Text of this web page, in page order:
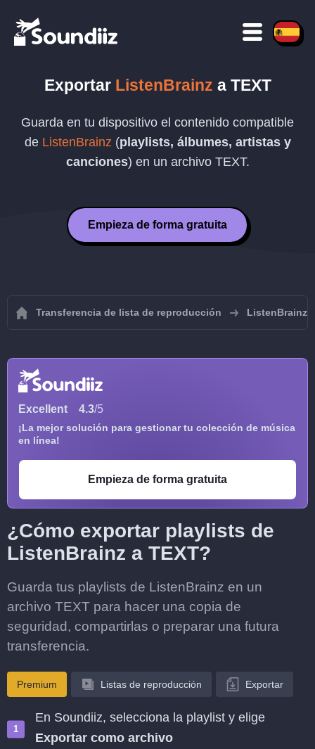
Exportar ListenBrainz a TEXT
Guarda en tu dispositivo el contenido compatible
de ListenBrainz (playlists, álbumes, artistas y
canciones) en un archivo TEXT.
Empieza de forma gratuita
Transferencia de lista de reproducción ListenBrainz
Excellent 4.3/5
¡La mejor solución para gestionar tu colección de música
en línea!
Empieza de forma gratuita
¿Cómo exportar playlists de
ListenBrainz a TEXT?
Guarda tus playlists de ListenBrainz en un
archivo TEXT para hacer una copia de
seguridad, compartirlas o preparar una futura
transferencia.
Premium Listas de reproducción Exportar
En Soundiiz, selecciona la playlist y elige
Exportar como archivo